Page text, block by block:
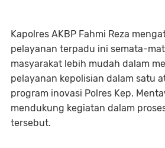
Kapolres AKBP Fahmi Reza
pelayanan terpadu ini semata-
masyarakat lebih mudah dalam
pelayanan kepolisian dalam satu
program inovasi Polres Kep.
mendukung kegiatan dalam
tersebut.